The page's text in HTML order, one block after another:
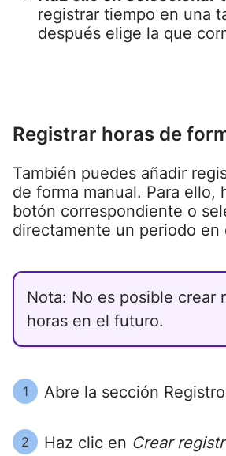
registrar tiempo en una
después elige la que
Registrar horas de
También puedes añadir
de forma manual. Para ello,
botón correspondiente o
directamente un periodo en
Nota: No es posible crear
horas en el futuro.
1 Abre la sección
2 Haz clic en Crear